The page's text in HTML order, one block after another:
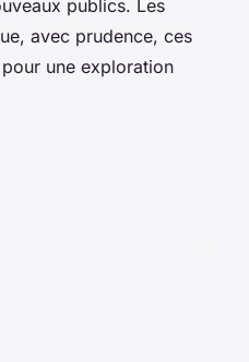
publics. Les
avec prudence, ces
une exploration